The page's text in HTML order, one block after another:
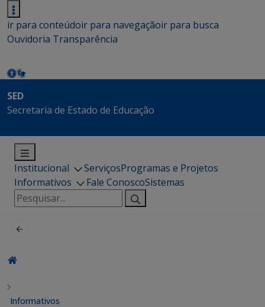
ir para conteúdoir para navegaçãoir para busca
Ouvidoria Transparência
SED
Secretaria de Estado de Educação
Institucional ServiçosProgramas e Projetos
Informativos
Fale ConoscoSistemas
Pesquisar
por:
Informativos